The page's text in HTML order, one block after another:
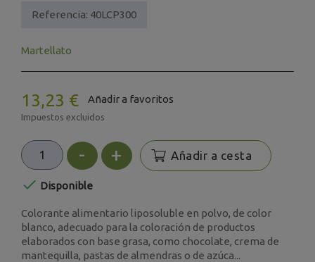
Referencia: 40LCP300
Martellato
13,23 € Añadir a favoritos
Impuestos excluidos
- + Añadir a cesta
 Disponible
Colorante alimentario liposoluble en polvo, de color
blanco, adecuado para la coloración de productos
elaborados con base grasa, como chocolate, crema de
mantequilla, pastas de almendras o de azúca...